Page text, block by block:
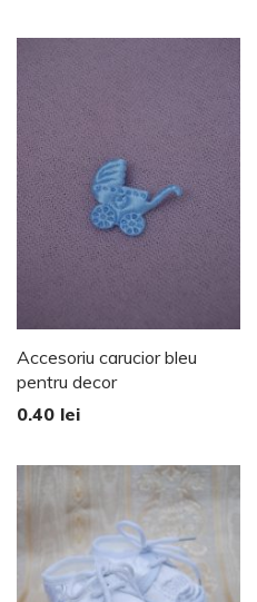
Accesoriu carucior bleu
pentru decor
0.40 lei